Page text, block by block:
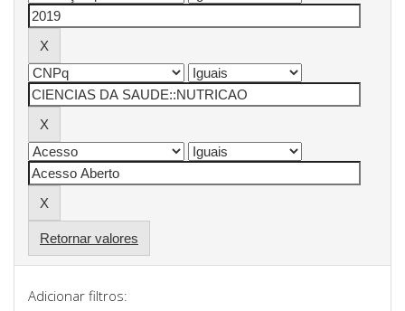
Retornar valores
Adicionar filtros: